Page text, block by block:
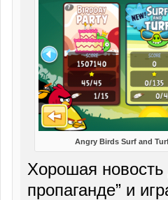
Angry Birds Surf and
Хорошая новость
пропаганде” и